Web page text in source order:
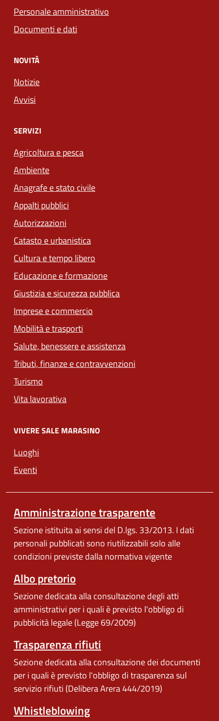
Personale amministrativo
Documenti e dati
NOVITÀ
Notizie
Avvisi
SERVIZI
Agricoltura e pesca
Ambiente
Anagrafe e stato civile
Appalti pubblici
Autorizzazioni
Catasto e urbanistica
Cultura e tempo libero
Educazione e formazione
Giustizia e sicurezza pubblica
Imprese e commercio
Mobilità e trasporti
Salute, benessere e assistenza
Tributi, finanze e contravvenzioni
Turismo
Vita lavorativa
VIVERE SALE MARASINO
Luoghi
Eventi
Amministrazione trasparente
Sezione istituita ai sensi del D.lgs. 33/2013. I dati
personali pubblicati sono riutilizzabili solo alle
condizioni previste dalla normativa vigente
Albo pretorio
Sezione dedicata alla consultazione degli atti
amministrativi per i quali è previsto l'obbligo di
pubblicità legale (Legge 69/2009)
Trasparenza rifiuti
Sezione dedicata alla consultazione dei documenti
per i quali è previsto l'obbligo di trasparenza sul
servizio rifiuti (Delibera Arera 444/2019)
Whistleblowing